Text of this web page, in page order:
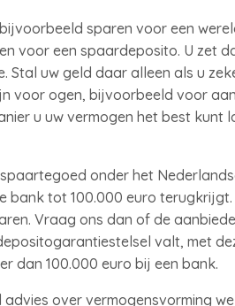
sparen voor een
voor een spaardeposito. U zet
uw geld daar alleen als u
voor ogen, bijvoorbeeld voor
u uw vermogen het best kunt
onder het
bank tot 100.000 euro
Vraag ons dan of de
valt, met
dan 100.000 euro bij een bank.
over vermogensvorming